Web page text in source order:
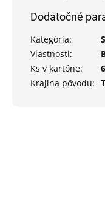
Dodatočné
Kategória:
Vlastnosti:
Ks v kartóne:
6
Krajina pôvodu: